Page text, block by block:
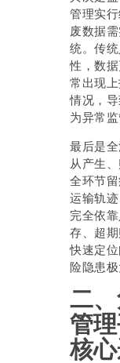
管理实
废数据
统。传
性，数
常出现
情况，
为异常监
最后是
从产生
全环节
运输轨
完全依
存、超
快速定
险隐患极
二
管
核